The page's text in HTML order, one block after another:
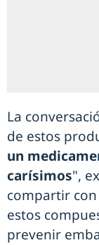
La
de estos
un
carísimos",
compartir
estos
prevenir